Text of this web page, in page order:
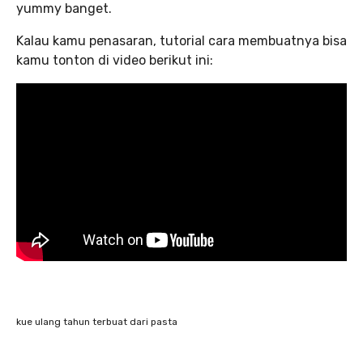
yummy banget.
Kalau kamu penasaran, tutorial cara membuatnya bisa
kamu tonton di video berikut ini:
kue ulang tahun terbuat dari pasta